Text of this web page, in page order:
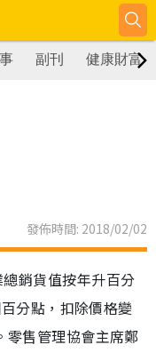
副刊 健康財富
發佈時間: 2018/02/02
銷貨值按年升百分
分點，扣除價格變
零售管理協會主席鄭